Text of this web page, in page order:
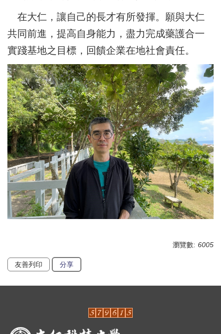
在大仁，讓自己的長才有所發揮。願與大仁
共同前進，提高自身能力，盡力完成藥護合一
實踐基地之目標，回饋企業在地社會責任。
瀏覽數: 6005
友善列印 分享